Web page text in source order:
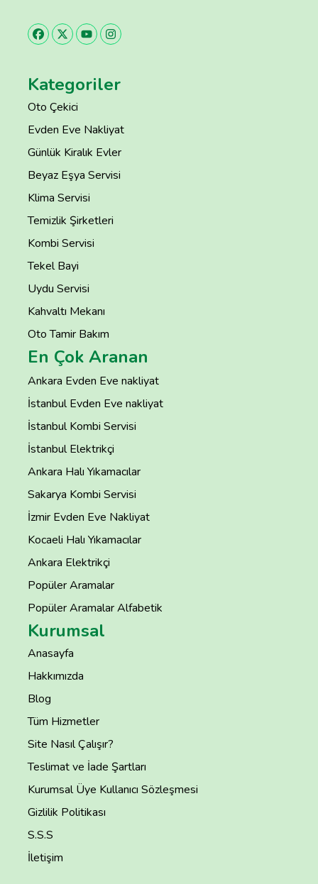
Kategoriler
Oto Çekici
Evden Eve Nakliyat
Günlük Kiralık Evler
Beyaz Eşya Servisi
Klima Servisi
Temizlik Şirketleri
Kombi Servisi
Tekel Bayi
Uydu Servisi
Kahvaltı Mekanı
Oto Tamir Bakım
En Çok Aranan
Ankara Evden Eve nakliyat
İstanbul Evden Eve nakliyat
İstanbul Kombi Servisi
İstanbul Elektrikçi
Ankara Halı Yıkamacılar
Sakarya Kombi Servisi
İzmir Evden Eve Nakliyat
Kocaeli Halı Yıkamacılar
Ankara Elektrikçi
Popüler Aramalar
Popüler Aramalar Alfabetik
Kurumsal
Anasayfa
Hakkımızda
Blog
Tüm Hizmetler
Site Nasıl Çalışır?
Teslimat ve İade Şartları
Kurumsal Üye Kullanıcı Sözleşmesi
Gizlilik Politikası
S.S.S
İletişim